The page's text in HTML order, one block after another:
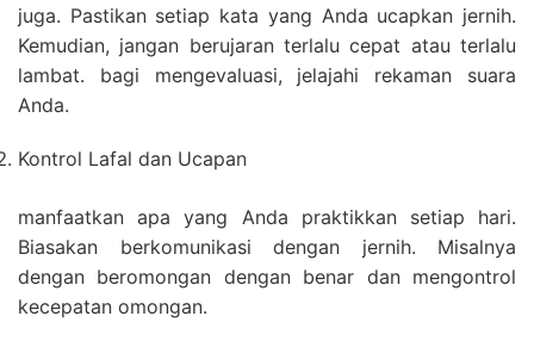
juga. Pastikan setiap kata yang Anda ucapkan jernih.
Kemudian, jangan berujaran terlalu cepat atau terlalu
lambat. bagi mengevaluasi, jelajahi rekaman suara
Anda.
Kontrol Lafal dan Ucapan
manfaatkan apa yang Anda praktikkan setiap hari.
Biasakan berkomunikasi dengan jernih. Misalnya
dengan beromongan dengan benar dan mengontrol
kecepatan omongan.